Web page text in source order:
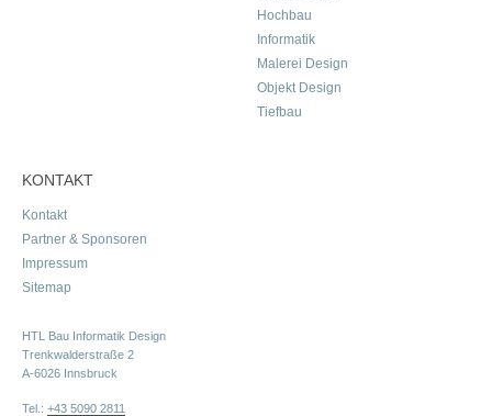
Hochbau
Informatik
Malerei Design
Objekt Design
Tiefbau
KONTAKT
Kontakt
Partner & Sponsoren
Impressum
Sitemap
HTL Bau Informatik Design
Trenkwalderstraße 2
A-6026 Innsbruck
Tel.: +43 5090 2811